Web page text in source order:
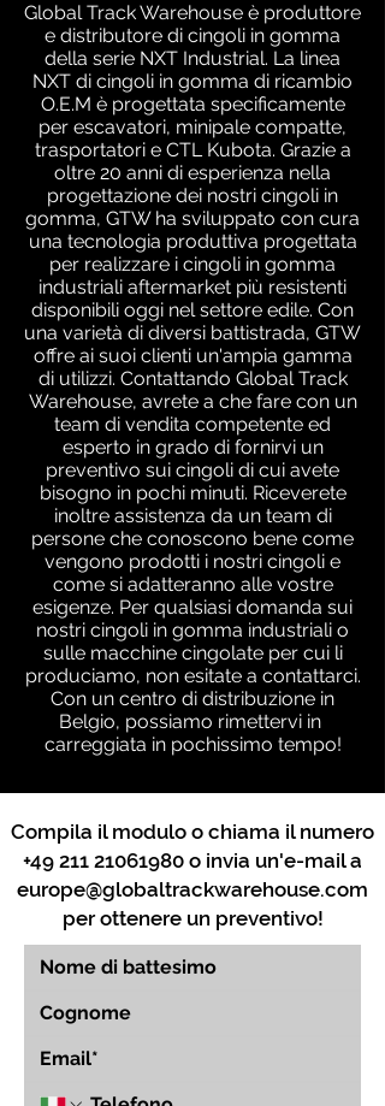
Global Track Warehouse è produttore
e distributore di cingoli in gomma
della serie NXT Industrial. La linea
NXT di cingoli in gomma di ricambio
O.E.M è progettata specificamente
per escavatori, minipale compatte,
trasportatori e CTL Kubota. Grazie a
oltre 20 anni di esperienza nella
progettazione dei nostri cingoli in
gomma, GTW ha sviluppato con cura
una tecnologia produttiva progettata
per realizzare i cingoli in gomma
industriali aftermarket più resistenti
disponibili oggi nel settore edile. Con
una varietà di diversi battistrada, GTW
offre ai suoi clienti un'ampia gamma
di utilizzi. Contattando Global Track
Warehouse, avrete a che fare con un
team di vendita competente ed
esperto in grado di fornirvi un
preventivo sui cingoli di cui avete
bisogno in pochi minuti. Riceverete
inoltre assistenza da un team di
persone che conoscono bene come
vengono prodotti i nostri cingoli e
come si adatteranno alle vostre
esigenze. Per qualsiasi domanda sui
nostri cingoli in gomma industriali o
sulle macchine cingolate per cui li
produciamo, non esitate a contattarci.
Con un centro di distribuzione in
Belgio, possiamo rimettervi in ​​
carreggiata in pochissimo tempo!
Compila il modulo o chiama il numero
+49 211 21061980 o invia un'e-mail a
europe@globaltrackwarehouse.com
per ottenere un preventivo!